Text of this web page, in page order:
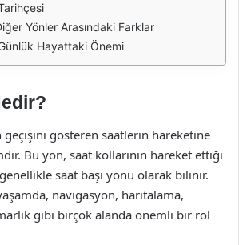
Yönler Arasındaki Farklar
Hayattaki Önemi
geçişini gösteren saatlerin hareketine
Bu yön, saat kollarının hareket ettiği
saat başı yönü olarak bilinir.
navigasyon, haritalama,
gibi birçok alanda önemli bir rol